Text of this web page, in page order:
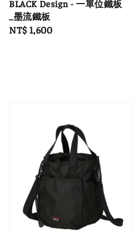
BLACK Design - 一單位鐵板
_墨流鐵板
Regular
NT$ 1,600